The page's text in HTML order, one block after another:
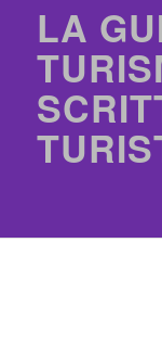
LA